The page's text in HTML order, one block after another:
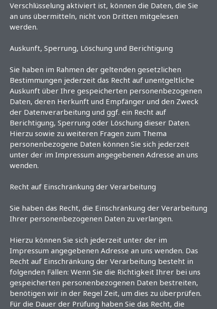
Verschlüsselung aktiviert ist, können die Daten, die Sie
an uns übermitteln, nicht von Dritten mitgelesen
werden.
Auskunft, Sperrung, Löschung und Berichtigung
Sie haben im Rahmen der geltenden gesetzlichen
Bestimmungen jederzeit das Recht auf unentgeltliche
Auskunft über Ihre gespeicherten personenbezogenen
Daten, deren Herkunft und Empfänger und den Zweck
der Datenverarbeitung und ggf. ein Recht auf
Berichtigung, Sperrung oder Löschung dieser Daten.
Hierzu sowie zu weiteren Fragen zum Thema
personenbezogene Daten können Sie sich jederzeit
unter der im Impressum angegebenen Adresse an uns
wenden.
Recht auf Einschränkung der Verarbeitung
Sie haben das Recht, die Einschränkung der Verarbeitung
Ihrer personenbezogenen Daten zu verlangen.
Hierzu können Sie sich jederzeit unter der im
Impressum angegebenen Adresse an uns wenden. Das
Recht auf Einschränkung der Verarbeitung besteht in
folgenden Fällen: Wenn Sie die Richtigkeit Ihrer bei uns
gespeicherten personenbezogenen Daten bestreiten,
benötigen wir in der Regel Zeit, um dies zu überprüfen.
Für die Dauer der Prüfung haben Sie das Recht, die